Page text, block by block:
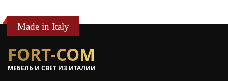
Made in Italy
FORT-COM
МЕБЕЛЬ И СВЕТ ИЗ ИТАЛИИ